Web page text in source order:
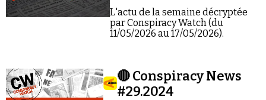
Revues de presse
Newsletter
L'actu de la semaine décryptée
par Conspiracy Watch (du
11/05/2026 au 17/05/2026).
🔴 Conspiracy News
#29.2024